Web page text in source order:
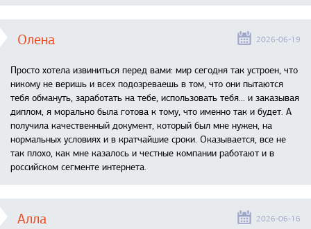
Олена 2026-06-19
Просто хотела извиниться перед вами: мир сегодня так устроен, что
никому не веришь и всех подозреваешь в том, что они пытаются
тебя обмануть, заработать на тебе, использовать тебя... и заказывая
диплом, я морально была готова к тому, что именно так и будет. А
получила качественный документ, который был мне нужен, на
нормальных условиях и в кратчайшие сроки. Оказывается, все не
так плохо, как мне казалось и честные компании работают и в
российском сегменте интернета.
Алла 2026-06-16